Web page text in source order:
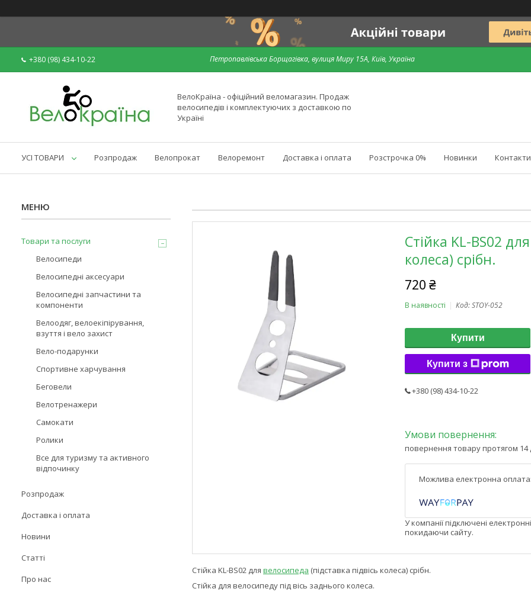
+380 (98) 434-10-22 Петропавлівська Борщагівка, вулиця Миру 15А, Київ, Україна
ВелоКраїна - офіційний веломагазин. Продаж
велосипедів і комплектуючих з доставкою по
Україні
УСІ ТОВАРИ Розпродаж Велопрокат Велоремонт Доставка і оплата Розстрочка 0% Новинки Контакти
Стійка KL-BS02
колеса) срібн.
720 ₴
В наявності Код:STOY-052
Купити
Купити з
+380 (98) 434-10-22
повернення товару протягом 14
У компанії підключені
покидаючи сайту.
Стійка KL-BS02 для велосипеда (підставка підвісь колеса) срібн.
Стійка для велосипеду під вісь заднього колеса.
Товари та послуги
Велосипеди
Велосипедні аксесуари
Велосипедні запчастини та
компоненти
Велоодяг, велоекіпірування,
взуття і вело захист
Вело-подарунки
Спортивне харчування
Беговели
Велотренажери
Самокати
Ролики
Все для туризму та активного
відпочинку
Розпродаж
Доставка і оплата
Новини
Статті
Про нас